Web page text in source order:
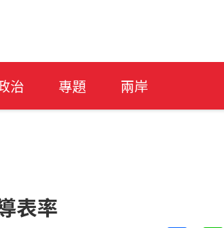
治 專題 兩岸
表率